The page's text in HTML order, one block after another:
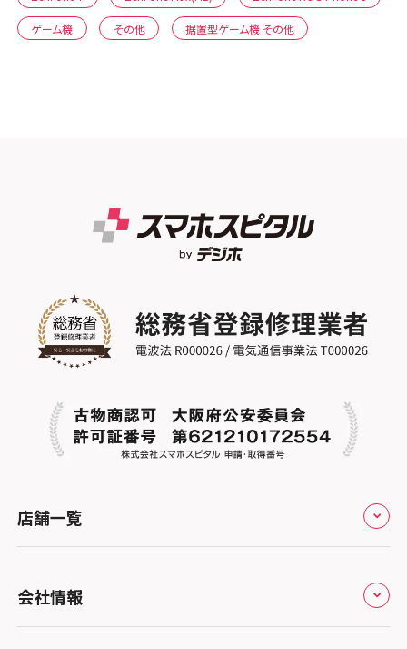
ゲーム機 その他 据置型ゲーム機 その他
店舗一覧
北海道・東北
会社情報